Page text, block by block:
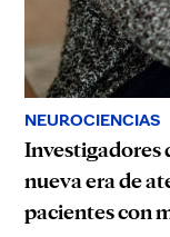
NEUROCIENCIAS
Investigadores
nueva era de
pacientes con